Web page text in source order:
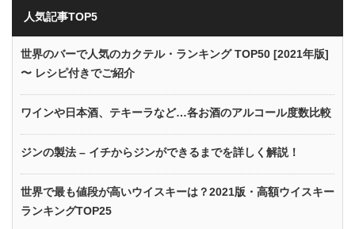
人気記事TOP5
世界のバーで人気のカクテル・ランキング TOP50 [2021年版]
〜 レシピ付きでご紹介
ワインや日本酒、テキーラなど…各お酒のアルコール度数比較
ジンの製法 – イチからジンができるまでを詳しく解説！
世界で最も値段が高いウイスキーは？2021版・高額ウイスキー
ランキングTOP25